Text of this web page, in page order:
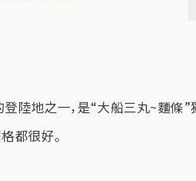
陸地之一，是“大船三丸~麵條
都很好。